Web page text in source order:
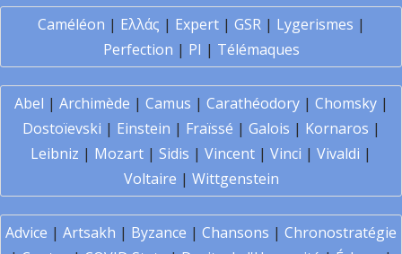
Caméléon | Ελλάς | Expert| GSR| Lygerismes |
Perfection | PI | Télémaques
Abel | Archimède | Camus | Carathéodory| Chomsky|
Dostoïevski | Einstein | Fraïssé | Galois | Kornaros |
Leibniz | Mozart | Sidis | Vincent | Vinci | Vivaldi |
Voltaire | Wittgenstein
Advice | Artsakh | Byzance | Chansons | Chronostratégie